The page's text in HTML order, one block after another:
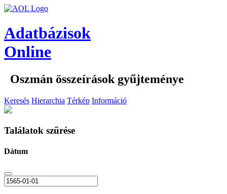
Adatbázisok
Online
Oszmán összeírások gyűjteménye
Keresés Hierarchia Térkép Információ
Találatok szűrése
Dátum